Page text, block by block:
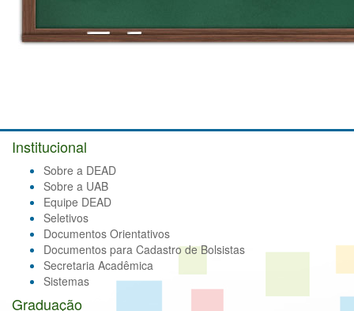
Institucional
Sobre a DEAD
Sobre a UAB
Equipe DEAD
Seletivos
Documentos Orientativos
Documentos para Cadastro de Bolsistas
Secretaria Acadêmica
Sistemas
Graduação